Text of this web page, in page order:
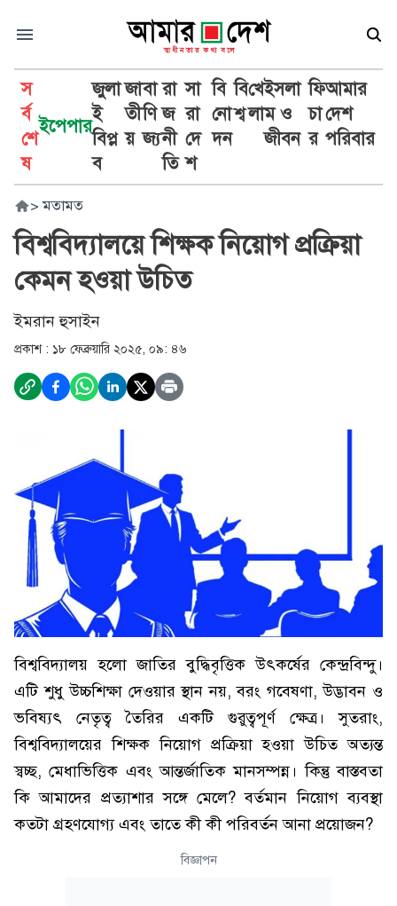
স
র্ব
শে
ষ
ইপেপার
জুলা
ই
বিপ্ল
ব
জা
তী
য়
বা
ণি
জ্য
রা
জ
নী
তি
সা
রা
দে
শ
বি
নো
দন
বি
শ্ব
খে
লা
ইসলা
ম ও
জীবন
ফি
চা
র
আমার
দেশ
পরিবার
> মতামত
বিশ্ববিদ্যালয়ে শিক্ষক নিয়োগ প্রক্রিয়া
কেমন হওয়া উচিত
ইমরান হুসাইন
প্রকাশ : ১৮ ফেব্রুয়ারি ২০২৫, ০৯: ৪৬
বিশ্ববিদ্যালয় হলো জাতির বুদ্ধিবৃত্তিক উৎকর্ষের কেন্দ্রবিন্দু।
এটি শুধু উচ্চশিক্ষা দেওয়ার স্থান নয়, বরং গবেষণা, উদ্ভাবন ও
ভবিষ্যৎ নেতৃত্ব তৈরির একটি গুরুত্বপূর্ণ ক্ষেত্র। সুতরাং,
বিশ্ববিদ্যালয়ের শিক্ষক নিয়োগ প্রক্রিয়া হওয়া উচিত অত্যন্ত
স্বচ্ছ, মেধাভিত্তিক এবং আন্তর্জাতিক মানসম্পন্ন। কিন্তু বাস্তবতা
কি আমাদের প্রত্যাশার সঙ্গে মেলে? বর্তমান নিয়োগ ব্যবস্থা
কতটা গ্রহণযোগ্য এবং তাতে কী কী পরিবর্তন আনা প্রয়োজন?
বিজ্ঞাপন